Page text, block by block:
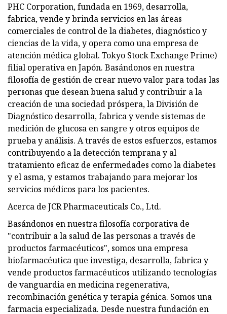
PHC Corporation, fundada en 1969, desarrolla,
fabrica, vende y brinda servicios en las áreas
comerciales de control de la diabetes, diagnóstico y
ciencias de la vida, y opera como una empresa de
atención médica global. Tokyo Stock Exchange Prime)
filial operativa en Japón. Basándonos en nuestra
filosofía de gestión de crear nuevo valor para todas las
personas que desean buena salud y contribuir a la
creación de una sociedad próspera, la División de
Diagnóstico desarrolla, fabrica y vende sistemas de
medición de glucosa en sangre y otros equipos de
prueba y análisis. A través de estos esfuerzos, estamos
contribuyendo a la detección temprana y al
tratamiento eficaz de enfermedades como la diabetes
y el asma, y ​​estamos trabajando para mejorar los
servicios médicos para los pacientes.
Acerca de JCR Pharmaceuticals Co., Ltd.
Basándonos en nuestra filosofía corporativa de
"contribuir a la salud de las personas a través de
productos farmacéuticos", somos una empresa
biofarmacéutica que investiga, desarrolla, fabrica y
vende productos farmacéuticos utilizando tecnologías
de vanguardia en medicina regenerativa,
recombinación genética y terapia génica. Somos una
farmacia especializada. Desde nuestra fundación en